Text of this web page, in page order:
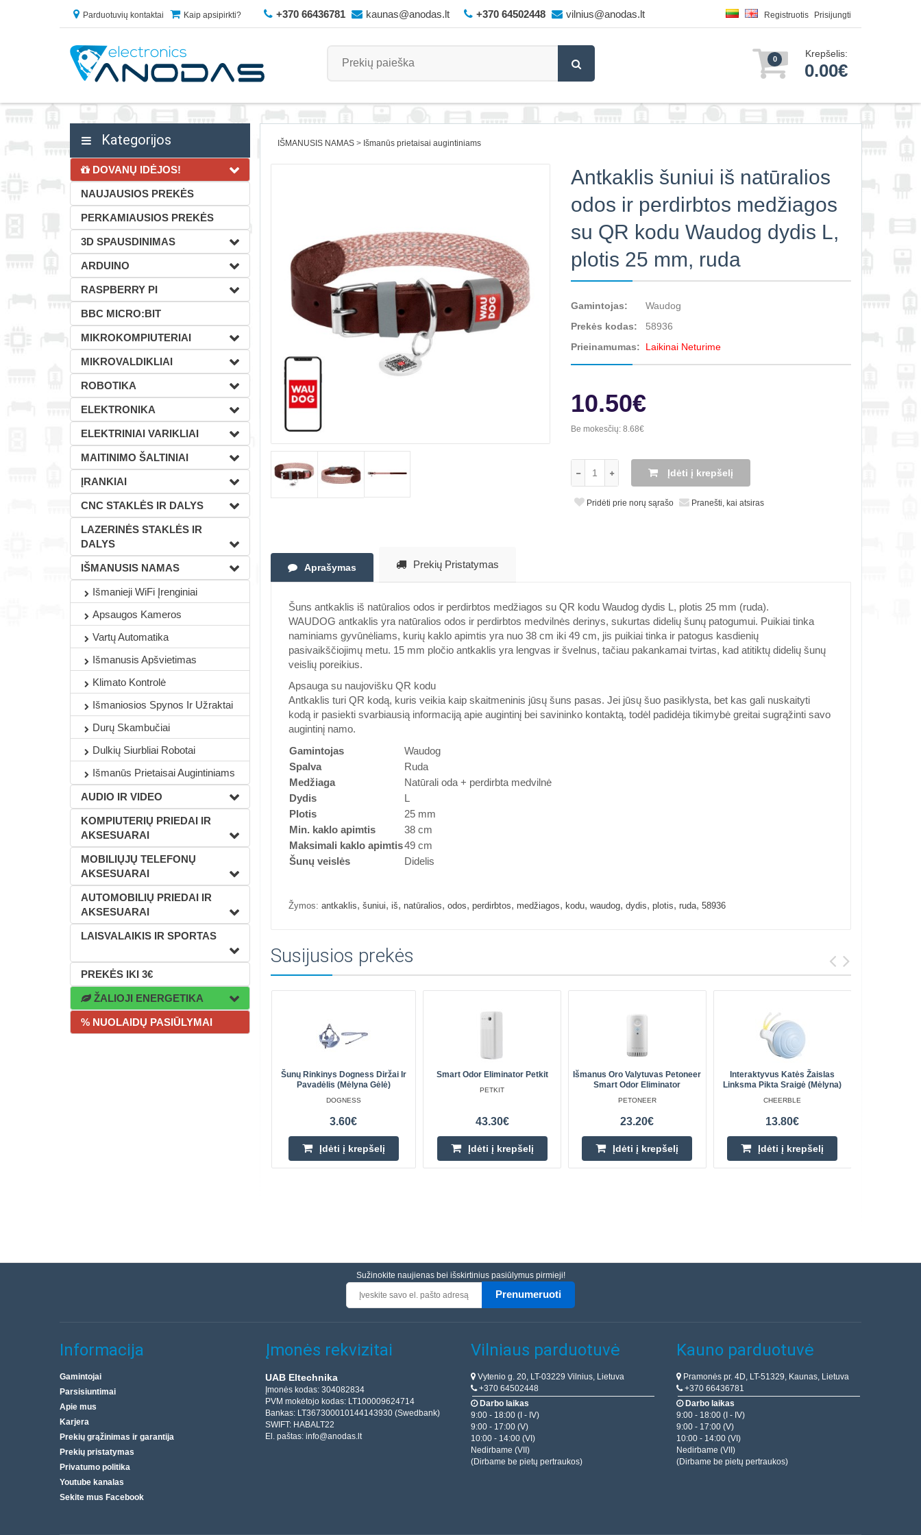
Parduotuvių kontaktai Kaip apsipirkti? +370 66436781 kaunas@anodas.lt +370 64502448 vilnius@anodas.lt Registruotis Prisijungti
0 Krepšelis:
0.00€
Kategorijos
DOVANŲ IDĖJOS!
NAUJAUSIOS PREKĖS
PERKAMIAUSIOS PREKĖS
3D SPAUSDINIMAS
ARDUINO
RASPBERRY PI
BBC MICRO:BIT
MIKROKOMPIUTERIAI
MIKROVALDIKLIAI
ROBOTIKA
ELEKTRONIKA
ELEKTRINIAI VARIKLIAI
MAITINIMO ŠALTINIAI
ĮRANKIAI
CNC STAKLĖS IR DALYS
LAZERINĖS STAKLĖS IR
DALYS
IŠMANUSIS NAMAS
Išmanieji WiFi Įrenginiai
Apsaugos Kameros
Vartų Automatika
Išmanusis Apšvietimas
Klimato Kontrolė
Išmaniosios Spynos Ir Užraktai
Durų Skambučiai
Dulkių Siurbliai Robotai
Išmanūs Prietaisai Augintiniams
AUDIO IR VIDEO
KOMPIUTERIŲ PRIEDAI IR
AKSESUARAI
MOBILIŲJŲ TELEFONŲ
AKSESUARAI
AUTOMOBILIŲ PRIEDAI IR
AKSESUARAI
LAISVALAIKIS IR SPORTAS
PREKĖS IKI 3€
ŽALIOJI ENERGETIKA
% NUOLAIDŲ PASIŪLYMAI
IŠMANUSIS NAMAS Išmanūs prietaisai augintiniams
Antkaklis šuniui iš natūralios
odos ir perdirbtos medžiagos
su QR kodu Waudog dydis L,
plotis 25 mm, ruda
Gamintojas:
Waudog
Prekės kodas:
58936
Prieinamumas:
Laikinai Neturime
10.50€
Be mokesčių:8.68€
Įdėti į krepšelį
Pridėti prie norų sąrašo Pranešti, kai atsiras
Aprašymas Prekių Pristatymas
Šuns antkaklis iš natūralios odos ir perdirbtos medžiagos su QR kodu Waudog dydis L, plotis 25 mm (ruda).
WAUDOG antkaklis yra natūralios odos ir perdirbtos medvilnės derinys, sukurtas didelių šunų patogumui. Puikiai tinka
naminiams gyvūnėliams, kurių kaklo apimtis yra nuo 38 cm iki 49 cm, jis puikiai tinka ir patogus kasdienių
pasivaikščiojimų metu. 15 mm pločio antkaklis yra lengvas ir švelnus, tačiau pakankamai tvirtas, kad atitiktų didelių šunų
veislių poreikius.
Apsauga su naujovišku QR kodu
Antkaklis turi QR kodą, kuris veikia kaip skaitmeninis jūsų šuns pasas. Jei jūsų šuo pasiklysta, bet kas gali nuskaityti
kodą ir pasiekti svarbiausią informaciją apie augintinį bei savininko kontaktą, todėl padidėja tikimybė greitai sugrąžinti savo
augintinį namo.
Gamintojas
Waudog
Spalva
Ruda
Medžiaga
Natūrali oda + perdirbta medvilnė
Dydis
L
Plotis
25 mm
Min. kaklo apimtis
38 cm
Maksimali kaklo apimtis49 cm
Šunų veislės
Didelis
Žymos: antkaklis, šuniui, iš, natūralios, odos, perdirbtos, medžiagos, kodu, waudog, dydis, plotis, ruda, 58936
Susijusios prekės
Šunų Rinkinys Dogness Diržai Ir
Pavadėlis (mėlyna Gėlė)
DOGNESS
3.60€
Įdėti į krepšelį
Smart Odor Eliminator Petkit
PETKIT
43.30€
Įdėti į krepšelį
Išmanus Oro Valytuvas Petoneer
Smart Odor Eliminator
PETONEER
23.20€
Įdėti į krepšelį
Interaktyvus Katės Žaislas
Linksma Pikta Sraigė (mėlyna)
CHEERBLE
13.80€
Įdėti į krepšelį
Sužinokite naujienas bei išskirtinius pasiūlymus pirmieji!
Prenumeruoti
Informacija
Gamintojai
Parsisiuntimai
Apie mus
Karjera
Prekių grąžinimas ir garantija
Prekių pristatymas
Privatumo politika
Youtube kanalas
Sekite mus Facebook
Įmonės rekvizitai
UAB Eltechnika
Įmonės kodas: 304082834
PVM mokėtojo kodas: LT100009624714
Bankas: LT367300010144143930 (Swedbank)
SWIFT: HABALT22
El. paštas: info@anodas.lt
Vilniaus parduotuvė
Vytenio g. 20, LT-03229 Vilnius, Lietuva
+370 64502448
Darbo laikas
9:00 - 18:00 (I - IV)
9:00 - 17:00 (V)
10:00 - 14:00 (VI)
Nedirbame (VII)
(Dirbame be pietų pertraukos)
Kauno parduotuvė
Pramonės pr. 4D, LT-51329, Kaunas, Lietuva
+370 66436781
Darbo laikas
9:00 - 18:00 (I - IV)
9:00 - 17:00 (V)
10:00 - 14:00 (VI)
Nedirbame (VII)
(Dirbame be pietų pertraukos)